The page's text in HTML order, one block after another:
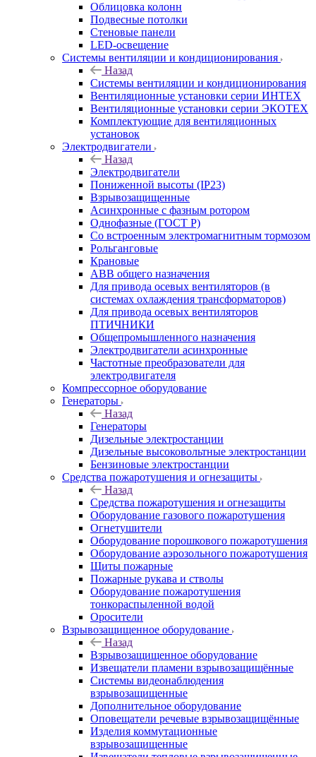
Облицовка колонн
Подвесные потолки
Стеновые панели
LED-освещение
Системы вентиляции и кондиционирования
Назад
Системы вентиляции и кондиционирования
Вентиляционные установки серии ИНТЕХ
Вентиляционные установки серии ЭКОТЕХ
Комплектующие для вентиляционных
установок
Электродвигатели
Назад
Электродвигатели
Пониженной высоты (IP23)
Взрывозащищенные
Асинхронные с фазным ротором
Однофазные (ГОСТ Р)
Со встроенным электромагнитным тормозом
Рольганговые
Крановые
АВВ общего назначения
Для привода осевых вентиляторов (в
системах охлаждения трансформаторов)
Для привода осевых вентиляторов
ПТИЧНИКИ
Общепромышленного назначения
Электродвигатели асинхронные
Частотные преобразователи для
электродвигателя
Компрессорное оборудование
Генераторы
Назад
Генераторы
Дизельные электростанции
Дизельные высоковольтные электростанции
Бензиновые электростанции
Средства пожаротушения и огнезащиты
Назад
Средства пожаротушения и огнезащиты
Оборудование газового пожаротушения
Огнетушители
Оборудование порошкового пожаротушения
Оборудование аэрозольного пожаротушения
Щиты пожарные
Пожарные рукава и стволы
Оборудование пожаротушения
тонкораспыленной водой
Оросители
Взрывозащищенное оборудование
Назад
Взрывозащищенное оборудование
Извещатели пламени взрывозащищённые
Системы видеонаблюдения
взрывозащищенные
Дополнительное оборудование
Оповещатели речевые взрывозащищённые
Изделия коммутационные
взрывозащищенные